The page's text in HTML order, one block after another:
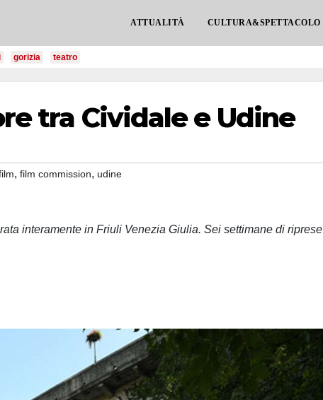
ATTUALITÀ CULTURA&SPETTACOLO
gorizia teatro
tra Cividale e Udine
, film commission, udine
interamente in Friuli Venezia Giulia. Sei settimane di riprese